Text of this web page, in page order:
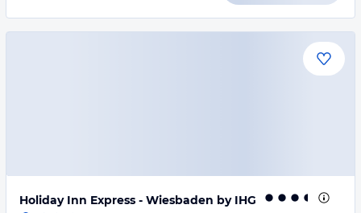
Holiday Inn Express - Wiesbaden by IHG